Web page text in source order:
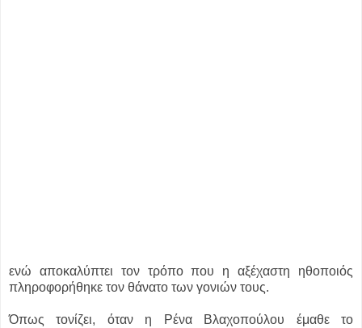
ενώ αποκαλύπτει τον τρόπο που η αξέχαστη ηθοποιός
πληροφορήθηκε τον θάνατο των γονιών τους.
Όπως τονίζει, όταν η Ρένα Βλαχοπούλου έμαθε το